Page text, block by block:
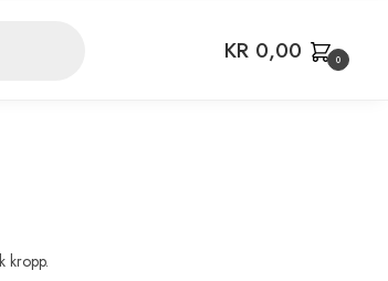
KR 0,00 0
kropp.